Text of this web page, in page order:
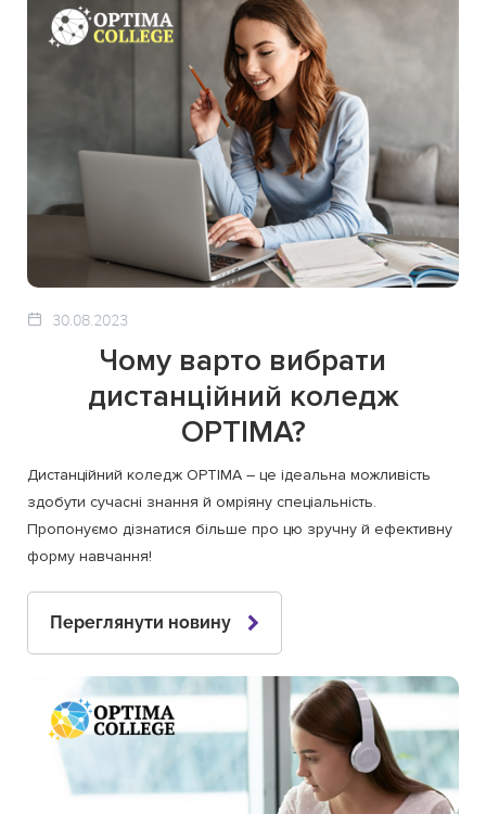
30.08.2023
Чому варто вибрати
дистанційний коледж
OPTIMA?
Дистанційний коледж OPTIMA – це ідеальна можливість
здобути сучасні знання й омріяну спеціальність.
Пропонуємо дізнатися більше про цю зручну й ефективну
форму навчання!
Переглянути новину